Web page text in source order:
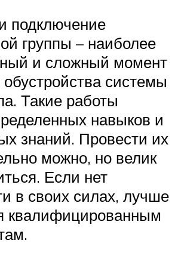
подключение
группы – наиболее
и сложный момент
системы
Такие работы
навыков и
знаний. Провести их
можно, но велик
Если нет
в своих силах, лучше
квалифицированным